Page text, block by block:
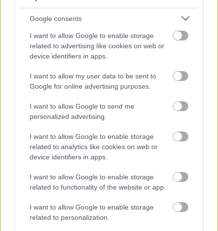
Google consents
I want to allow Google to enable storage
related to advertising like cookies on web or
device identifiers in apps.
I want to allow my user data to be sent to
Google for online advertising purposes.
I want to allow Google to send me
personalized advertising.
I want to allow Google to enable storage
related to analytics like cookies on web or
device identifiers in apps.
I want to allow Google to enable storage
related to functionality of the website or app.
I want to allow Google to enable storage
related to personalization.
Σλούκα,Ιωάννη ΠαπαπέτρουκαιΠαναγιώτη
Καλαϊτζάκη μετά την ήττα από την Μπασκόνια.
Οι «πράσινοι» οπαδοί έστειλαν μήνυμα στήριξης
όπως: «Σας στηρίζουμε, θα πάρετε πάλι το
ευρωπαϊκό» και «Μην ακούτε τίποτα, εσείς είστε
που θα πάρετε την Ευρωλίγκα».
@Photo credits:eurokinissi
Διάβασε όλα τατελευταία νέατης αθλητικής
επικαιρότητας. Μάθε για όλους τουςlive αγώνες σήμερα
της ημέρας και της
εβδομάδας μέσα από το υπερπλήρες Πρόγραμμα TV του
Gazzetta. Ακολούθησέ μας και στο